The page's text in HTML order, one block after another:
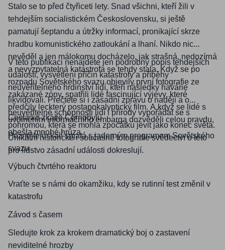
Stalo se to před čtyřiceti lety. Snad všichni, kteří žili v
tehdejším socialistickém Československu, si ještě
pamatují šeptandu a útržky informací, pronikající skrze
hradbu komunistického zatloukání a lhaní. Nikdo nic
nevěděl a jen málokomu docházelo, jak strašná, nedozírná
a nevyzpytatelná katastrofa se tehdy stala. Když se po
rozpadu Sovětského svazu objevily první fotografie ze
zakázané zóny, spatřili lidé fascinující výjevy, které
předčily leckterý postapokalyptický film. A když se lidé s
uvolněním informačního embarga dozvěděli celou pravdu,
obešla mnohé hrůza.
V této publikaci nenajdete jen podrobný popis tehdejších
událostí, vysvětlení příčin katastrofy a příběhy
neuvěřitelného hrdinství lidí, kteří následky havárie
likvidovali. Přečtete si i zásadní zprávu o naději a o
neuvěřitelné schopnosti lidí i přírody vypořádat se s
pohromou, která se mohla zpočátku jevit jako konec světa.
Unikátní historické i současné fotografie svědectví o této
pro lidstvo zásadní události dokreslují.
Cesta ke zkáze Černobylu
Poznejte úskalí spjatá s jaderným programem Sovětského
svazu
Výbuch čtvrtého reaktoru
Vraťte se s námi do okamžiku, kdy se rutinní test změnil v
katastrofu
Závod s časem
Sledujte krok za krokem dramatický boj o zastavení
neviditelné hrozby